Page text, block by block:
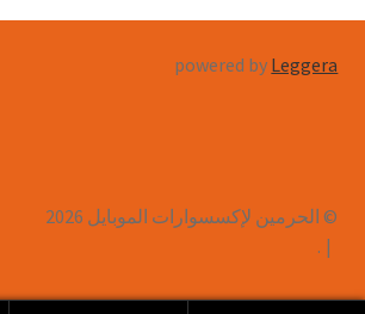
powered by Leggera
© الحرمين لإكسسوارات الموبايل 2026
.